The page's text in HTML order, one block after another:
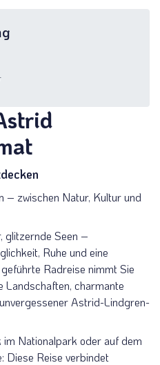
– zwischen Natur, Kultur und
glitzernde Seen –
Ruhe und eine
Radreise nimmt Sie
Landschaften, charmante
Astrid-Lindgren-
Nationalpark oder auf dem
Diese Reise verbindet